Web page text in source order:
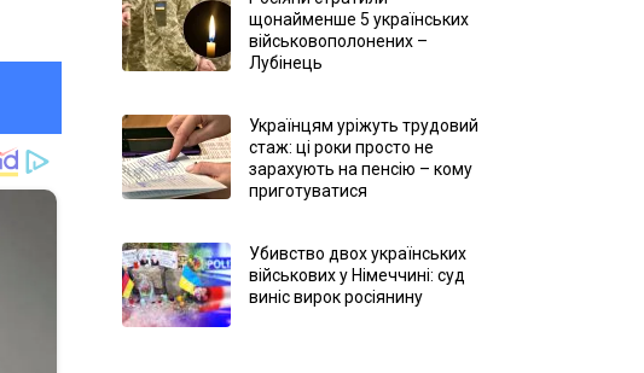
щонайменше 5 українських
військовополонених –
Лубінець
Українцям уріжуть трудовий
стаж: ці роки просто не
зарахують на пенсію – кому
приготуватися
Убивство двох українських
військових у Німеччині: суд
виніс вирок росіянину